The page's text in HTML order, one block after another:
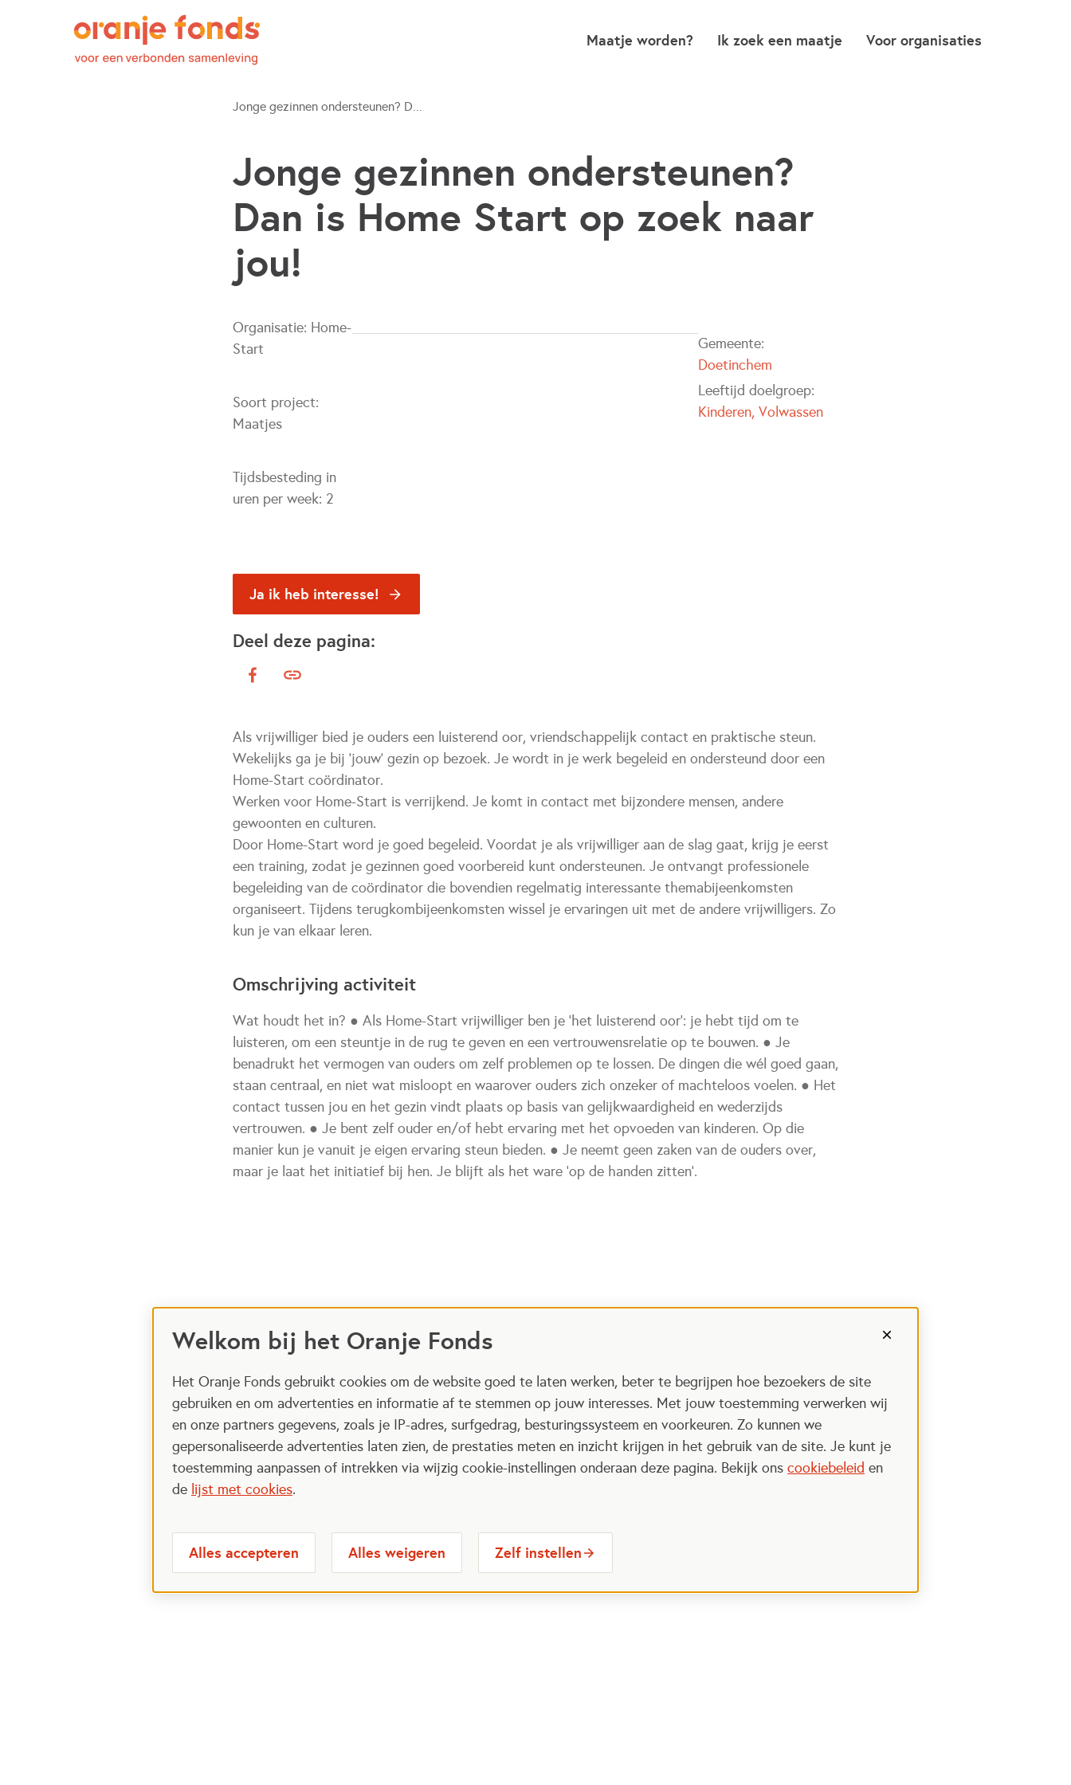
Welkom bij het Oranje Fonds
Het Oranje Fonds gebruikt cookies om de website goed te laten werken, beter te begrijpen hoe bezoekers de site
gebruiken en om advertenties en informatie af te stemmen op jouw interesses. Met jouw toestemming verwerken wij
en onze partners gegevens, zoals je IP-adres, surfgedrag, besturingssysteem en voorkeuren. Zo kunnen we
gepersonaliseerde advertenties laten zien, de prestaties meten en inzicht krijgen in het gebruik van de site. Je kunt je
toestemming aanpassen of intrekken via wijzig cookie-instellingen onderaan deze pagina. Bekijk ons cookiebeleid en
de lijst met cookies.
Alles accepteren Alles weigeren Zelf instellen
Maatje worden? Ik zoek een maatje Voor organisaties
Jonge gezinnen ondersteunen? D...
Jonge gezinnen ondersteunen?
Dan is Home Start op zoek naar
jou!
Organisatie: Home-
Start
Soort project:
Maatjes
Tijdsbesteding in
uren per week: 2
Gemeente:
Doetinchem
Leeftijd doelgroep:
Kinderen Volwassen
Ja ik heb interesse!
Deel deze pagina:
Als vrijwilliger bied je ouders een luisterend oor, vriendschappelijk contact en praktische steun.
Wekelijks ga je bij ‘jouw’ gezin op bezoek. Je wordt in je werk begeleid en ondersteund door een
Home-Start coördinator.
Werken voor Home-Start is verrijkend. Je komt in contact met bijzondere mensen, andere
gewoonten en culturen.
Door Home-Start word je goed begeleid. Voordat je als vrijwilliger aan de slag gaat, krijg je eerst
een training, zodat je gezinnen goed voorbereid kunt ondersteunen. Je ontvangt professionele
begeleiding van de coördinator die bovendien regelmatig interessante themabijeenkomsten
organiseert. Tijdens terugkombijeenkomsten wissel je ervaringen uit met de andere vrijwilligers. Zo
kun je van elkaar leren.
Omschrijving activiteit
Wat houdt het in? ● Als Home-Start vrijwilliger ben je ‘het luisterend oor’: je hebt tijd om te
luisteren, om een steuntje in de rug te geven en een vertrouwensrelatie op te bouwen. ● Je
benadrukt het vermogen van ouders om zelf problemen op te lossen. De dingen die wél goed gaan,
staan centraal, en niet wat misloopt en waarover ouders zich onzeker of machteloos voelen. ● Het
contact tussen jou en het gezin vindt plaats op basis van gelijkwaardigheid en wederzijds
vertrouwen. ● Je bent zelf ouder en/of hebt ervaring met het opvoeden van kinderen. Op die
manier kun je vanuit je eigen ervaring steun bieden. ● Je neemt geen zaken van de ouders over,
maar je laat het initiatief bij hen. Je blijft als het ware ‘op de handen zitten’.